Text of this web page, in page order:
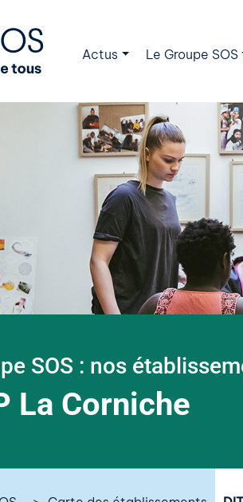
Actus
Le Groupe SOS
SOS : nos
La Corniche